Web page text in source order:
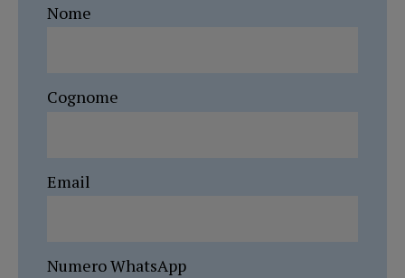
Nome
Cognome
Email
Numero WhatsApp